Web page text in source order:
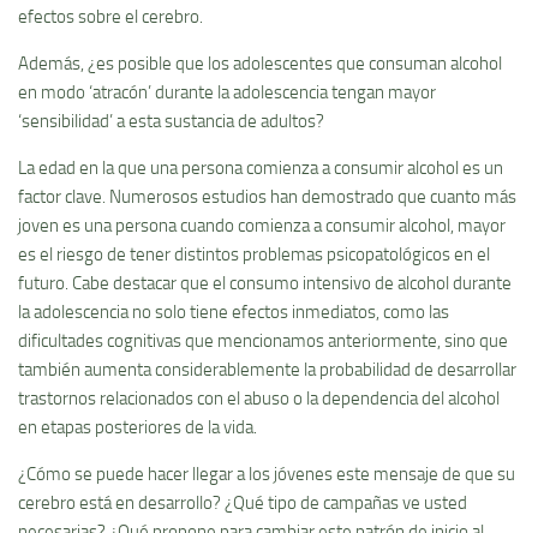
efectos sobre el cerebro.
Además, ¿es posible que los adolescentes que consuman alcohol
en modo ‘atracón’ durante la adolescencia tengan mayor
‘sensibilidad’ a esta sustancia de adultos?
La edad en la que una persona comienza a consumir alcohol es un
factor clave. Numerosos estudios han demostrado que cuanto más
joven es una persona cuando comienza a consumir alcohol, mayor
es el riesgo de tener distintos problemas psicopatológicos en el
futuro. Cabe destacar que el consumo intensivo de alcohol durante
la adolescencia no solo tiene efectos inmediatos, como las
dificultades cognitivas que mencionamos anteriormente, sino que
también aumenta considerablemente la probabilidad de desarrollar
trastornos relacionados con el abuso o la dependencia del alcohol
en etapas posteriores de la vida.
¿Cómo se puede hacer llegar a los jóvenes este mensaje de que su
cerebro está en desarrollo? ¿Qué tipo de campañas ve usted